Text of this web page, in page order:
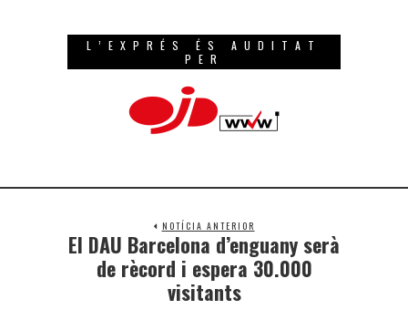
L’EXPRÉS ÉS AUDITAT
PER
NOTÍCIA ANTERIOR
El DAU Barcelona d’enguany serà
de rècord i espera 30.000
visitants